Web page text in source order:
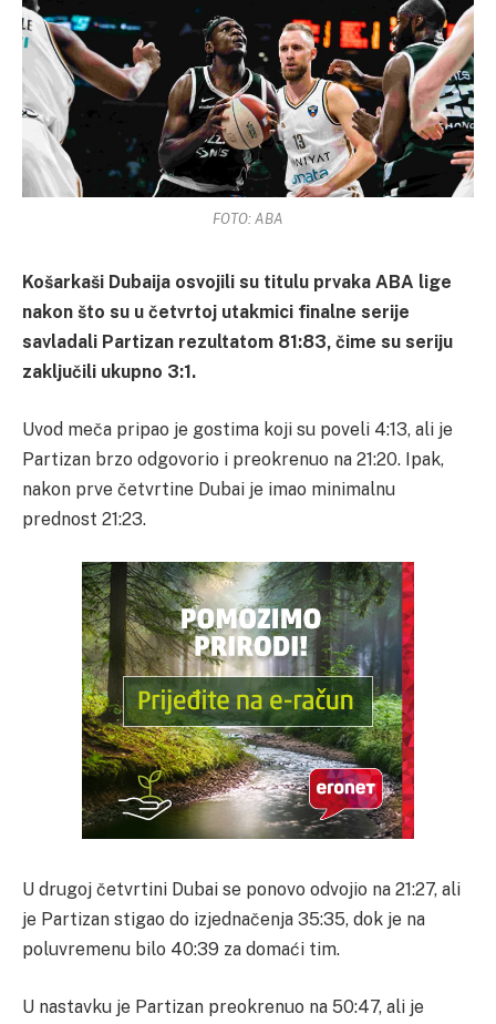
FOTO: ABA
Košarkaši Dubaija osvojili su titulu prvaka ABA lige
nakon što su u četvrtoj utakmici finalne serije
savladali Partizan rezultatom 81:83, čime su seriju
zaključili ukupno 3:1.
Uvod meča pripao je gostima koji su poveli 4:13, ali je
Partizan brzo odgovorio i preokrenuo na 21:20. Ipak,
nakon prve četvrtine Dubai je imao minimalnu
prednost 21:23.
U drugoj četvrtini Dubai se ponovo odvojio na 21:27, ali
je Partizan stigao do izjednačenja 35:35, dok je na
poluvremenu bilo 40:39 za domaći tim.
U nastavku je Partizan preokrenuo na 50:47, ali je